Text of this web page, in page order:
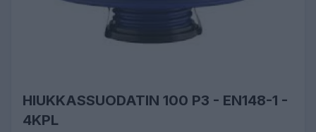
HIUKKASSUODATIN 100 P3 - EN148-1 -
4KPL